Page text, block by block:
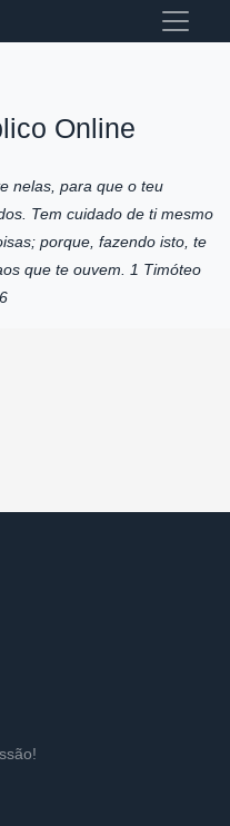
Online
nelas, para que o teu
Tem cuidado de ti mesmo
porque, fazendo isto, te
que te ouvem. 1 Timóteo